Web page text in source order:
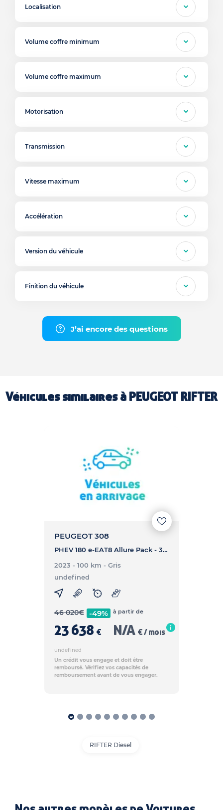
Localisation
Volume coffre minimum
Volume coffre maximum
Motorisation
Transmission
Vitesse maximum
Accélération
Version du véhicule
Finition du véhicule
J’ai encore des questions
Véhicules similaires à PEUGEOT RIFTER
PEUGEOT 308
PHEV 180 e-EAT8 Allure Pack - 308 PHEV 180 e-EAT8 Allure Pack
2023 - 100 km - Gris
undefined
46 020€ -49%
23 638 €
à partir de
N/A € / mois
undefined
Un crédit vous engage et doit être
remboursé. Vérifiez vos capacités de
remboursement avant de vous engager.
RIFTER Diesel